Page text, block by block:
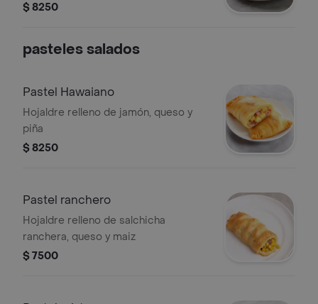
$ 8250
pasteles salados
Pastel Hawaiano
Hojaldre relleno de jamón, queso y
piña
$ 8250
Pastel ranchero
Hojaldre relleno de salchicha
ranchera, queso y maiz
$ 7500